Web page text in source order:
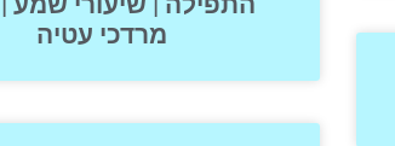
מרדכי עטיה